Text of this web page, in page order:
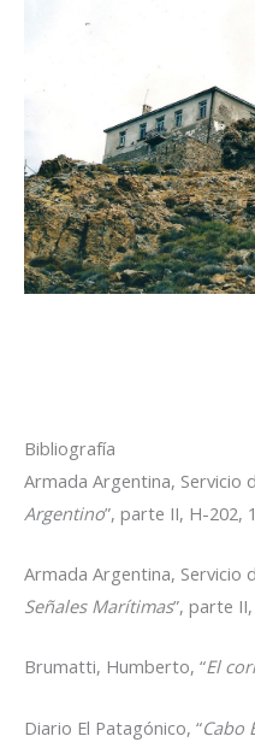
Bibliografía
Armada Argentina, Servicio
Argentino”, parte II, H-202,
Armada Argentina, Servicio
Señales Marítimas”, parte
Brumatti, Humberto, “El
Diario El Patagónico, “Cabo